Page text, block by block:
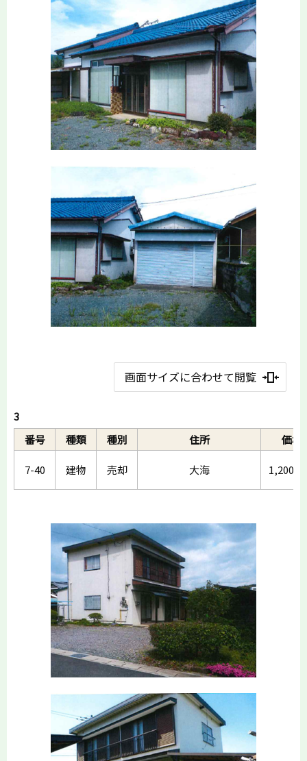
画面サイズに合わせて閲覧
3
番号
種類 種別 住所 価格
7-40 建物 売却 大海 1,200万